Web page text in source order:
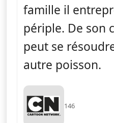
famille il
périple. De son
peut se
autre poisson.
146